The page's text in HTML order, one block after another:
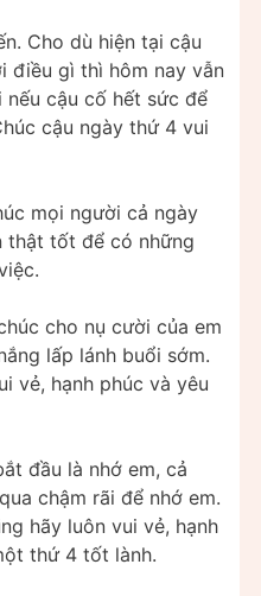
Cho dù hiện tại cậu
điều gì thì hôm nay vẫn
cậu cố hết sức để
cậu ngày thứ 4 vui
mọi người cả ngày
thật tốt để có những
cho nụ cười của em
lấp lánh buổi sớm.
vẻ, hạnh phúc và yêu
đầu là nhớ em, cả
chậm rãi để nhớ em.
hãy luôn vui vẻ, hạnh
thứ 4 tốt lành.